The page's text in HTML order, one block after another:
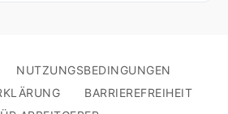
NUTZUNGSBEDINGUNGEN
BARRIEREFREIHEIT